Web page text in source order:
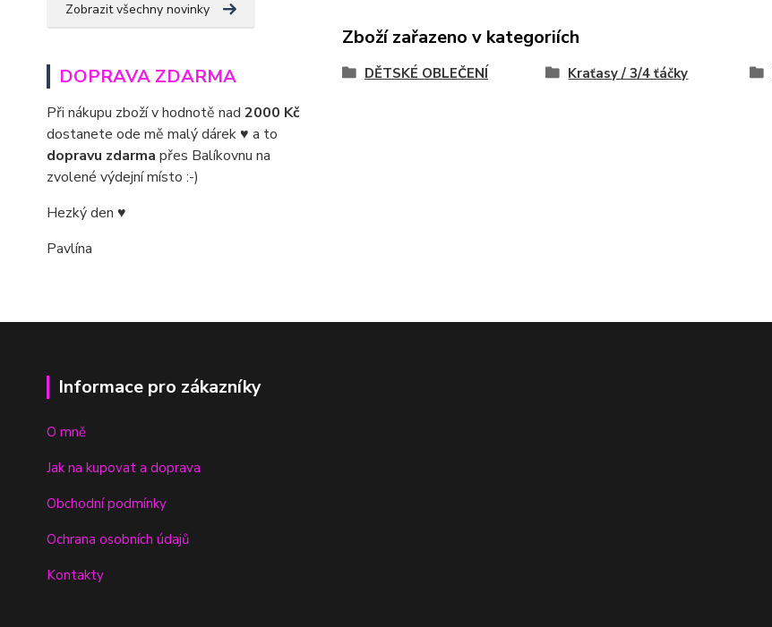
Zobrazit všechny novinky
DOPRAVA ZDARMA
Při nákupu zboží v hodnotě nad 2000 Kč
dostanete ode mě malý dárek ♥ a to
dopravu zdarma přes Balíkovnu na
zvolené výdejní místo :-)
Hezký den ♥
Pavlína
Zboží zařazeno v kategoriích
DĚTSKÉ OBLEČENÍ Kraťasy / 3/4 ťáčky
Informace pro zákazníky
O mně
Jak na kupovat a doprava
Obchodní podmínky
Ochrana osobních údajů
Kontakty